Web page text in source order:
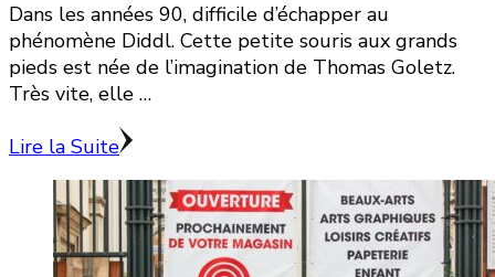
Dans les années 90, difficile d’échapper au
phénomène Diddl. Cette petite souris aux grands
pieds est née de l’imagination de Thomas Goletz.
Très vite, elle …
Lire la Suite